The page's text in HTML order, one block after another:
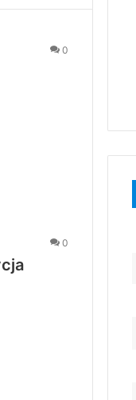
0
0